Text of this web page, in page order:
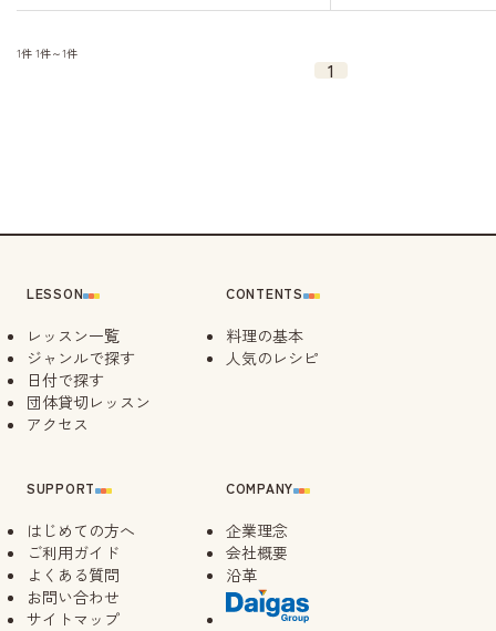
1件 1件～1件
1
LESSON
レッスン一覧
ジャンルで探す
日付で探す
団体貸切レッスン
アクセス
SUPPORT
はじめての方へ
ご利用ガイド
よくある質問
お問い合わせ
サイトマップ
CONTENTS
料理の基本
人気のレシピ
COMPANY
企業理念
会社概要
沿革